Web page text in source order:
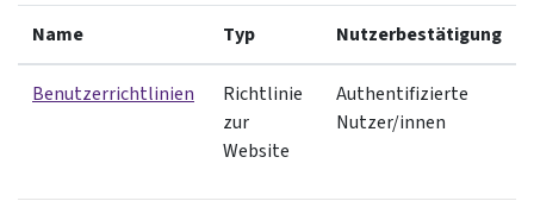
Name Typ Nutzerbestätigung
Benutzerrichtlinien
Richtlinie
zur
Website
Authentifizierte
Nutzer/innen